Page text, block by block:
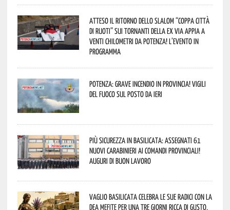
Atteso il ritorno dello slalom “Coppa Città
di Ruoti” sui tornanti della ex via Appia a
venti chilometri da Potenza! L’evento in
programma
Potenza: grave incendio in Provincia! Vigili
del fuoco sul posto da ieri
Più sicurezza in Basilicata: assegnati 61
nuovi Carabinieri ai Comandi provinciali!
Auguri di buon lavoro
Vaglio Basilicata celebra le sue radici con la
Dea Mefite per una tre giorni ricca di gusto,